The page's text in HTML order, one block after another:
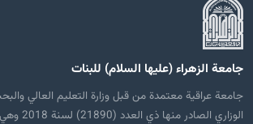
جامعة الزهراء (عليها السلام) للبنات
جامعة عراقية معتمدة من قبل وزارة التعليم العالي
الوزاري